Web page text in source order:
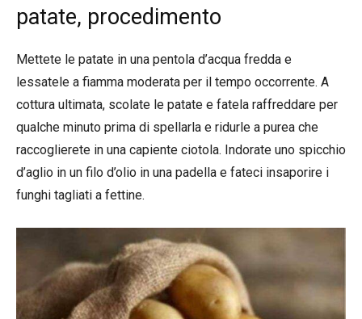
patate, procedimento
Mettete le patate in una pentola d’acqua fredda e
lessatele a fiamma moderata per il tempo occorrente. A
cottura ultimata, scolate le patate e fatela raffreddare per
qualche minuto prima di spellarla e ridurle a purea che
raccoglierete in una capiente ciotola. Indorate uno spicchio
d’aglio in un filo d’olio in una padella e fateci insaporire i
funghi tagliati a fettine.